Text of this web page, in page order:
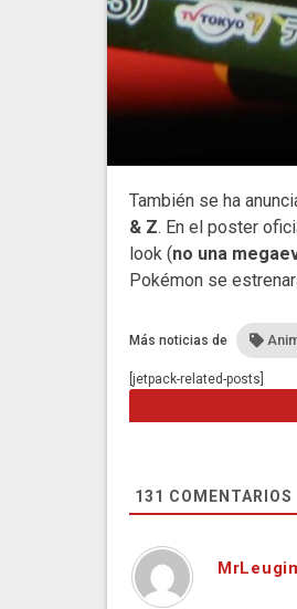
También se ha
& Z. En el poster
look (no una
Pokémon se
Más noticias de
[jetpack-related-posts]
131 COMENTARIOS